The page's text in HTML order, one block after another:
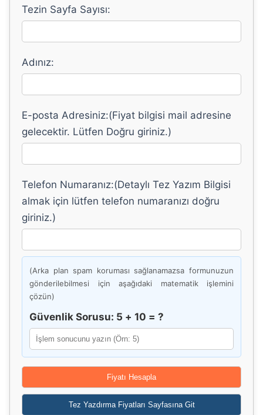
Tezin Sayfa Sayısı:
Adınız:
E-posta Adresiniz:(Fiyat bilgisi mail adresine
gelecektir. Lütfen Doğru giriniz.)
Telefon Numaranız:(Detaylı Tez Yazım Bilgisi
almak için lütfen telefon numaranızı doğru
giriniz.)
(Arka plan spam koruması sağlanamazsa formunuzun
gönderilebilmesi için aşağıdaki matematik işlemini
çözün)
Güvenlik Sorusu: 5 + 10 = ?
Fiyatı Hesapla
Tez Yazdırma Fiyatları Sayfasına Git